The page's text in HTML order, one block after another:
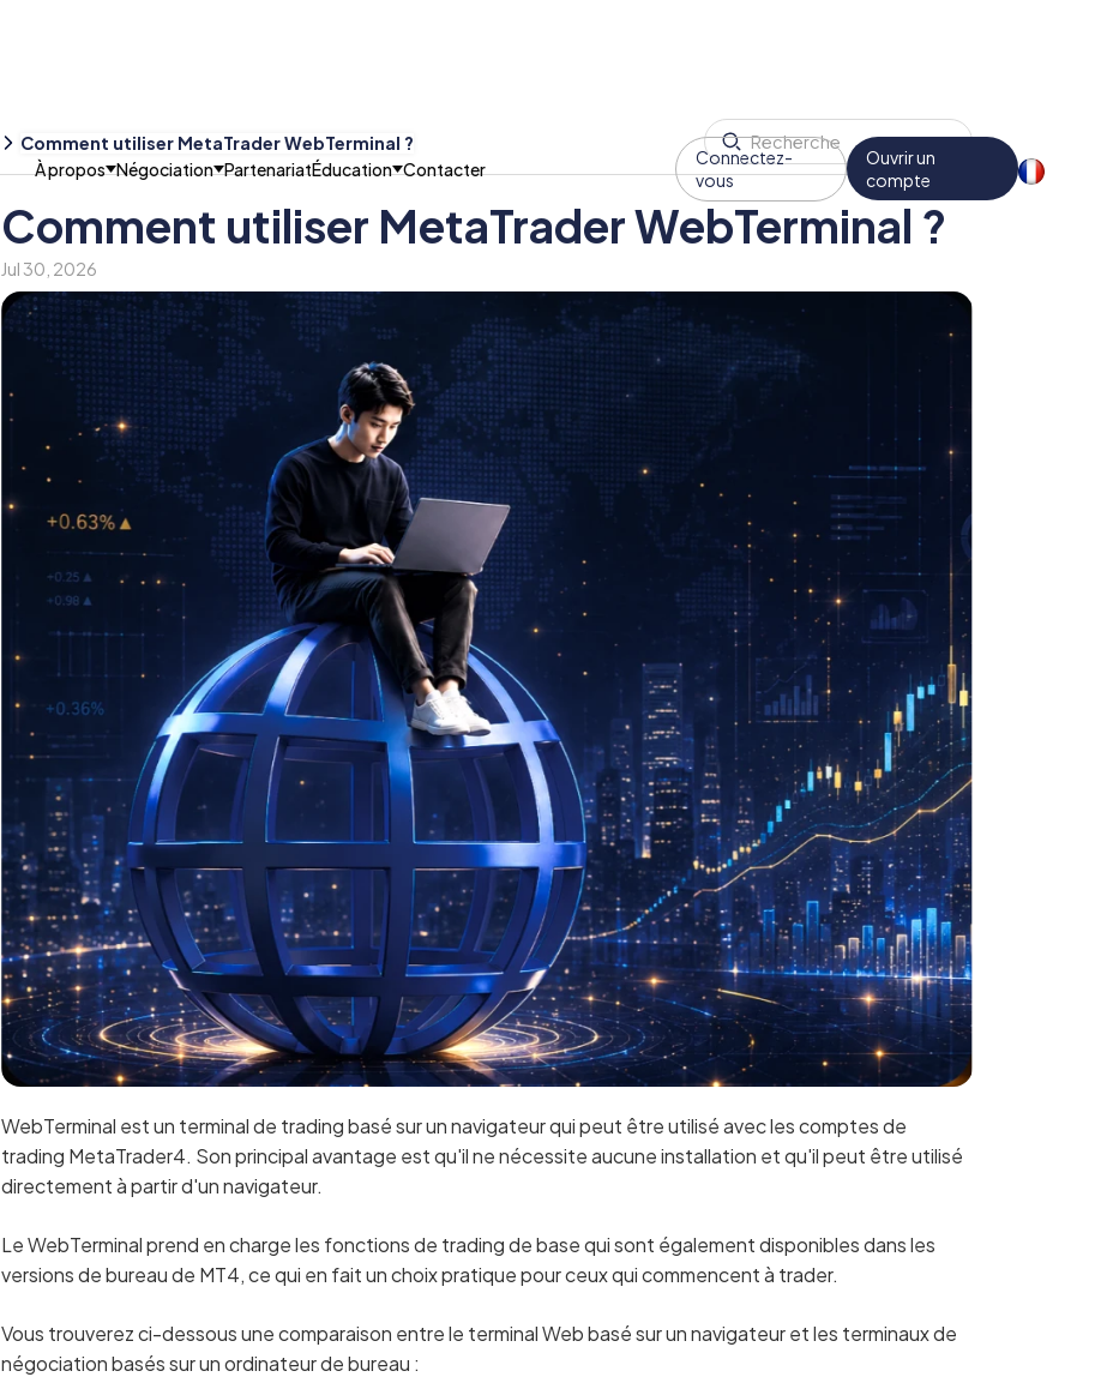
À propos Négociation PartenariatÉducation Contacter
Connectez-
vous
Ouvrir un
compte
Comment utiliser MetaTrader WebTerminal ?
Comment utiliser MetaTrader WebTerminal ?
Jul 30, 2026
WebTerminal est un terminal de trading basé sur un navigateur qui peut être utilisé avec les comptes de
trading MetaTrader4. Son principal avantage est qu'il ne nécessite aucune installation et qu'il peut être utilisé
directement à partir d'un navigateur.
Le WebTerminal prend en charge les fonctions de trading de base qui sont également disponibles dans les
versions de bureau de MT4, ce qui en fait un choix pratique pour ceux qui commencent à trader.
Vous trouverez ci-dessous une comparaison entre le terminal Web basé sur un navigateur et les terminaux de
négociation basés sur un ordinateur de bureau :